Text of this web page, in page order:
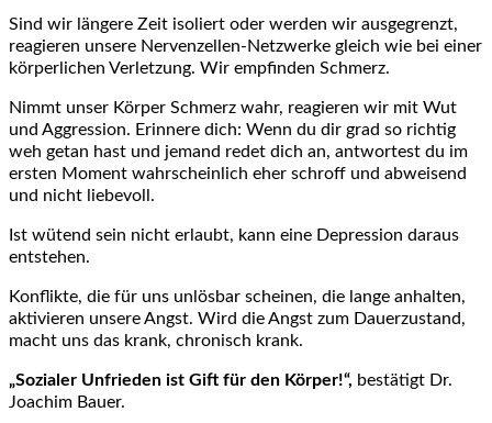
Sind wir längere Zeit isoliert oder werden wir ausgegrenzt,
reagieren unsere Nervenzellen-Netzwerke gleich wie bei einer
körperlichen Verletzung. Wir empfinden Schmerz.
Nimmt unser Körper Schmerz wahr, reagieren wir mit Wut
und Aggression. Erinnere dich: Wenn du dir grad so richtig
weh getan hast und jemand redet dich an, antwortest du im
ersten Moment wahrscheinlich eher schroff und abweisend
und nicht liebevoll.
Ist wütend sein nicht erlaubt, kann eine Depression daraus
entstehen.
Konflikte, die für uns unlösbar scheinen, die lange anhalten,
aktivieren unsere Angst. Wird die Angst zum Dauerzustand,
macht uns das krank, chronisch krank.
„Sozialer Unfrieden ist Gift für den Körper!“, bestätigt Dr.
Joachim Bauer.